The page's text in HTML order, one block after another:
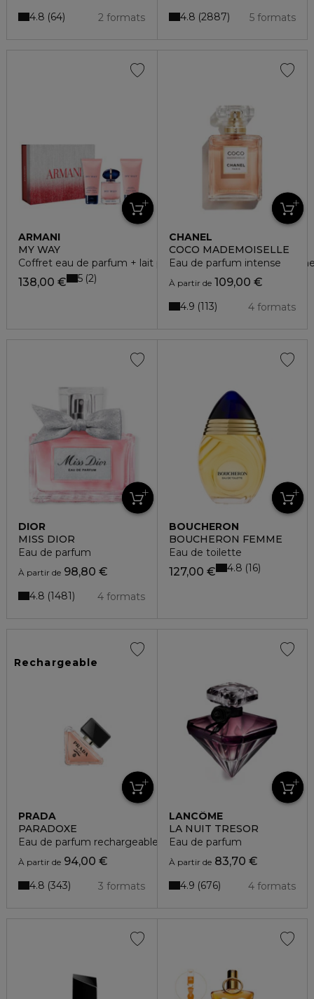
2 formats
4.8 64 5 formats
4.8 2887
ARMANI
MY WAY
Coffret eau de parfum + lait parfumé hydratant + gel
138,00 € 5 2
CHANEL
COCO MADEMOISELLE
Eau de parfum intense
À partir de109,00 €
4 formats
4.9 113
DIOR
MISS DIOR
Eau de parfum
À partir de 98,80 €
4 formats
4.8 1481
BOUCHERON
BOUCHERON FEMME
Eau de toilette
127,00 € 4.8 16
Rechargeable
PRADA
PARADOXE
Eau de parfum rechargeable
À partir de 94,00 €
3 formats
4.8 343
LANCÔME
LA NUIT TRESOR
Eau de parfum
À partir de83,70 €
4 formats
4.9 676